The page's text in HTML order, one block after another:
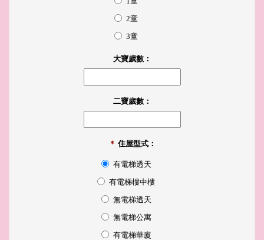
2童
3童
大寶歲數：
二寶歲數：
＊ 住屋型式：
有電梯透天
有電梯樓中樓
無電梯透天
無電梯公寓
有電梯華廈